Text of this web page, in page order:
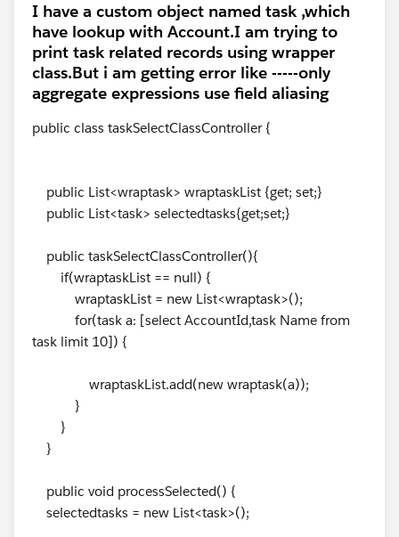
I have a custom object named task ,which
have lookup with Account.I am trying to
print task related records using wrapper
class.But i am getting error like -----only
aggregate expressions use field aliasing
public class taskSelectClassController {
public List<wraptask> wraptaskList {get; set;}
public List<task> selectedtasks{get;set;}
public taskSelectClassController(){
if(wraptaskList == null) {
wraptaskList = new List<wraptask>();
for(task a: [select AccountId,task Name from
task limit 10]) {
wraptaskList.add(new wraptask(a));
}
}
}
public void processSelected() {
selectedtasks = new List<task>();